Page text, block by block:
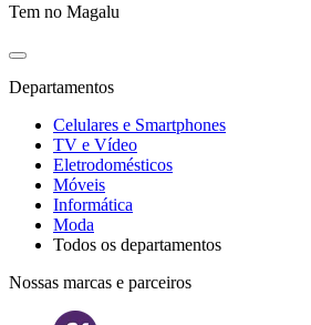
Tem no Magalu
Departamentos
Celulares e Smartphones
TV e Vídeo
Eletrodomésticos
Móveis
Informática
Moda
Todos os departamentos
Nossas marcas e parceiros